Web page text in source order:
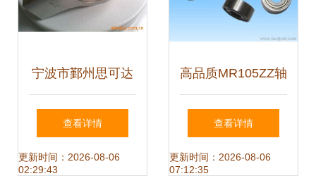
宁波市鄞州思可达
传动件有限公司关
节轴承产品概览
查看详情
更新时间：2026-08-06
02:29:43
高品质MR105ZZ轴
承 MR系列轴承厂
家直销，现货有图
查看详情
更新时间：2026-08-06
07:12:35